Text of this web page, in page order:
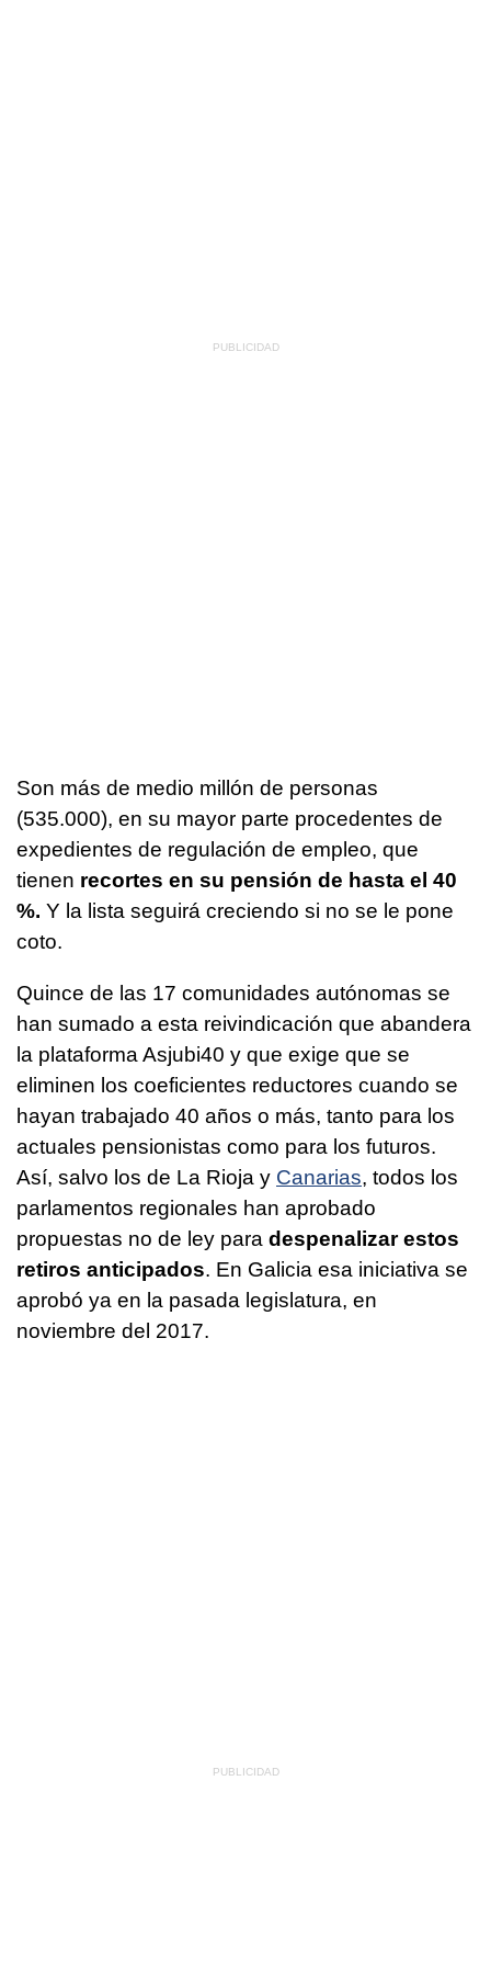
Son más de medio millón de personas
(535.000), en su mayor parte procedentes de
expedientes de regulación de empleo, que
tienen recortes en su pensión de hasta el 40
%. Y la lista seguirá creciendo si no se le pone
coto.
Quince de las 17 comunidades autónomas se
han sumado a esta reivindicación que abandera
la plataforma Asjubi40 y que exige que se
eliminen los coeficientes reductores cuando se
hayan trabajado 40 años o más, tanto para los
actuales pensionistas como para los futuros.
Así, salvo los de La Rioja y Canarias, todos los
parlamentos regionales han aprobado
propuestas no de ley para despenalizar estos
retiros anticipados. En Galicia esa iniciativa se
aprobó ya en la pasada legislatura, en
noviembre del 2017.